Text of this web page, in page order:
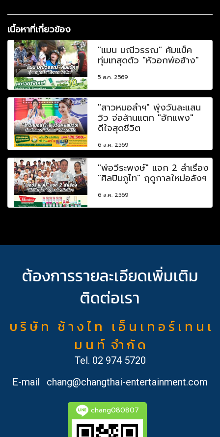
เนื้อหาที่เกี่ยวข้อง
"แมน มณีวรรณ" คัมแบ็ค
ทุ่มเทสุดตัว "หัวอกพ่อฮ้าง"
5 ส.ค. 2569
"สาวหมอลำฯ" พุ่งวันละแสน
วิว จ่อล้านแตก "ฮักแพง"
ดีใจสุดชีวิต
6 ส.ค. 2569
"พ่อวีระพงษ์" แจก 2 ลำเรื่อง
"ศิลปินภูไท" ฤดูกาลใหม่อลังฯ
6 ส.ค. 2569
ต้องการรายละเอียดเพิ่มเติม
ติดต่อเรา
บ ริ ษั ท ช้ า ง ไ ท เ อ็ น เ ท อ ร์ เ ท น เ
ม น ท์ จำ กั ด
Tel. 02 974 5720
E-mail
chang@changthai-entertainment.com
chang080807